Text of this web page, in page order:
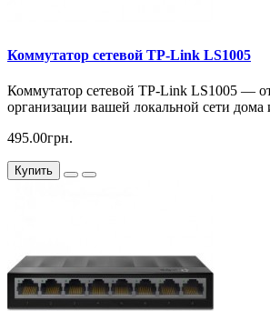
Коммутатор сетевой TP-Link LS1005
Коммутатор сетевой TP-Link LS1005 —
организации вашей локальной сети дома
495.00грн.
Купить